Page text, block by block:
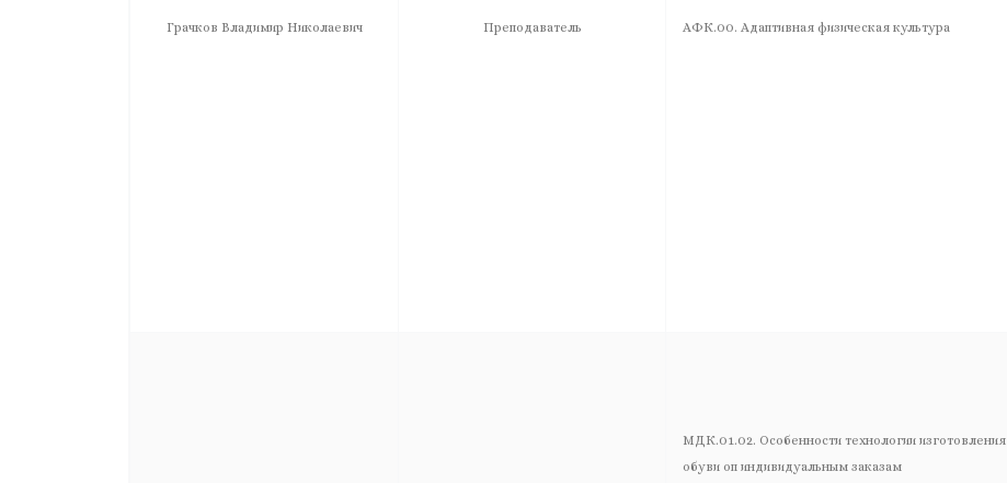
Грачков Владимир Николаевич Преподаватель АФК.00. Адаптивная физическая культура
МДК.01.02. Особенности технологии изготовления
обуви оп индивидуальным заказам